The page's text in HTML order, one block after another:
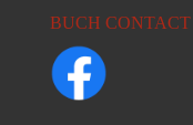
BUCH CONTACT